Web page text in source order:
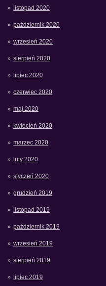
listopad 2020
październik 2020
wrzesień 2020
sierpień 2020
lipiec 2020
czerwiec 2020
maj 2020
kwiecień 2020
marzec 2020
luty 2020
styczeń 2020
grudzień 2019
listopad 2019
październik 2019
wrzesień 2019
sierpień 2019
lipiec 2019